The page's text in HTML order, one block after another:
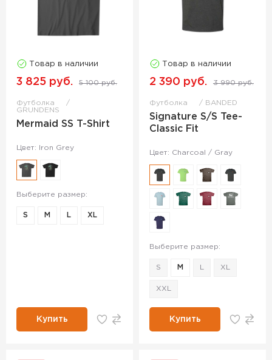
Товар в наличии
3 825 руб. 5 100 руб.
Футболка
GRUNDENS
Mermaid SS T-Shirt
Цвет: Iron Grey
Выберите размер:
S M L XL
Купить
Товар в наличии
2 390 руб. 3 990 руб.
Футболка BANDED
Signature S/S Tee-
Classic Fit
Цвет: Charcoal / Gray
Выберите размер:
S M XL
XXL
Купить